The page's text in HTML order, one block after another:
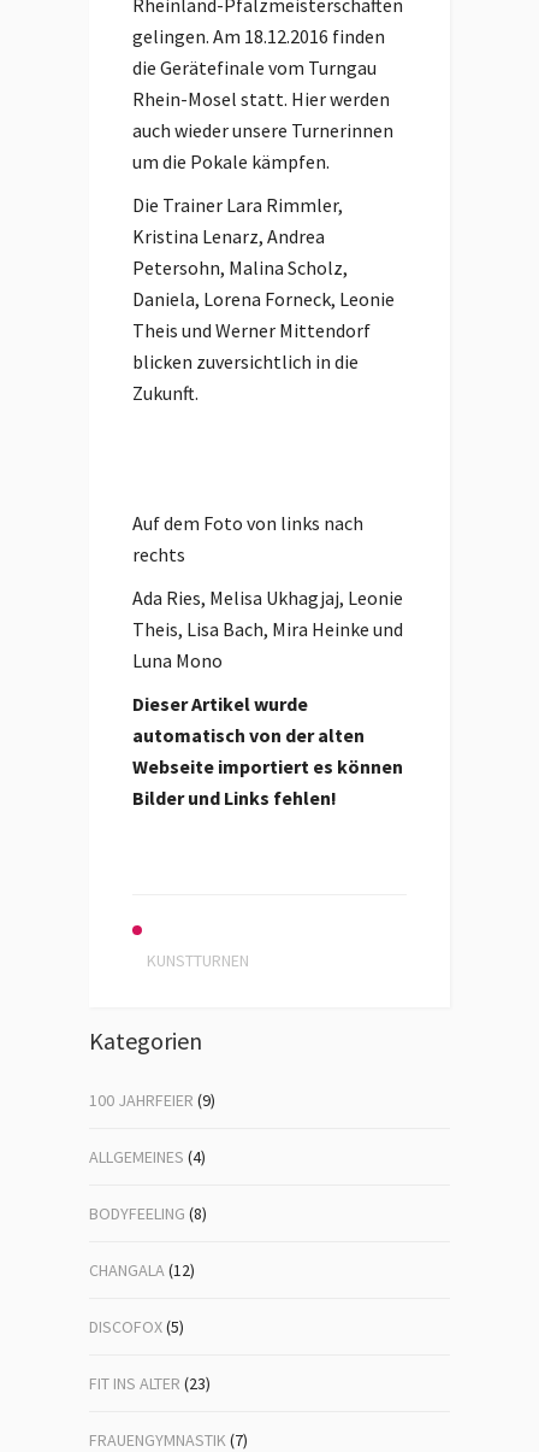
gelingen. Am 18.12.2016 finden
die Gerätefinale vom Turngau
Rhein-Mosel statt. Hier werden
auch wieder unsere Turnerinnen
um die Pokale kämpfen.
Die Trainer Lara Rimmler,
Kristina Lenarz, Andrea
Petersohn, Malina Scholz,
Daniela, Lorena Forneck, Leonie
Theis und Werner Mittendorf
blicken zuversichtlich in die
Zukunft.
Auf dem Foto von links nach
rechts
Ada Ries, Melisa Ukhagjaj, Leonie
Theis, Lisa Bach, Mira Heinke und
Luna Mono
Dieser Artikel wurde
automatisch von der alten
Webseite importiert es können
Bilder und Links fehlen!
KUNSTTURNEN
Kategorien
100 JAHRFEIER (9)
ALLGEMEINES (4)
BODYFEELING (8)
CHANGALA(12)
DISCOFOX(5)
FIT INS ALTER (23)
FRAUENGYMNASTIK(7)